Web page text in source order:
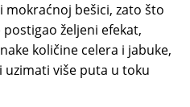
bešici, zato što
željeni efekat,
količine celera i jabuke,
više puta u toku